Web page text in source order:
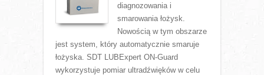
diagnozowania i
smarowania łożysk.
Nowością w tym obszarze
jest system, który automatycznie smaruje
łożyska. SDT LUBExpert ON-Guard
wykorzystuje pomiar ultradźwięków w celu